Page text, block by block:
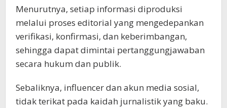
Menurutnya, setiap informasi diproduksi
melalui proses editorial yang mengedepankan
verifikasi, konfirmasi, dan keberimbangan,
sehingga dapat dimintai pertanggungjawaban
secara hukum dan publik.
Sebaliknya, influencer dan akun media sosial,
tidak terikat pada kaidah jurnalistik yang baku.